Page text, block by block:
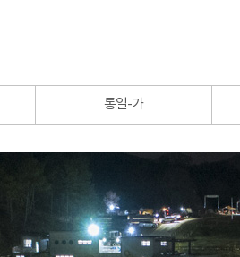
통일-가